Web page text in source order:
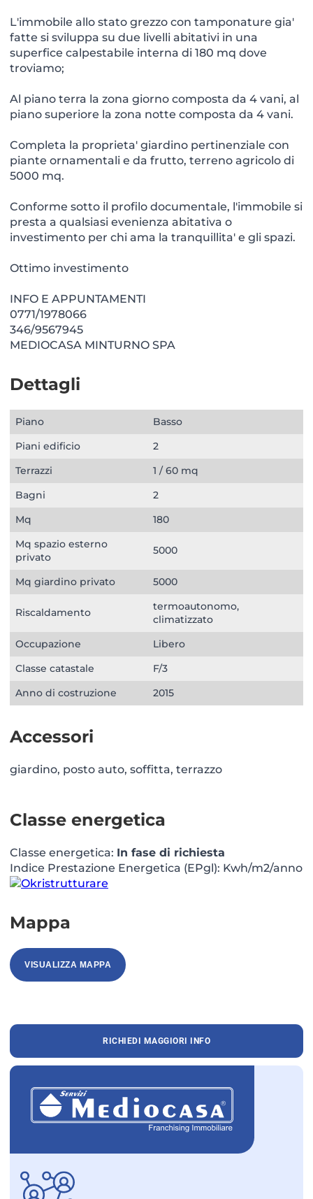
L'immobile allo stato grezzo con tamponature gia'
fatte si sviluppa su due livelli abitativi in una
superfice calpestabile interna di 180 mq dove
troviamo;
Al piano terra la zona giorno composta da 4 vani, al
piano superiore la zona notte composta da 4 vani.
Completa la proprieta' giardino pertinenziale con
piante ornamentali e da frutto, terreno agricolo di
5000 mq.
Conforme sotto il profilo documentale, l'immobile si
presta a qualsiasi evenienza abitativa o
investimento per chi ama la tranquillita' e gli spazi.
Ottimo investimento
INFO E APPUNTAMENTI
0771/1978066
346/9567945
MEDIOCASA MINTURNO SPA
Dettagli
Piano
Basso
Piani edificio
2
Terrazzi
1 / 60 mq
Bagni
2
Mq
180
Mq spazio esterno
privato
5000
Mq giardino privato 5000
Riscaldamento
termoautonomo,
climatizzato
Occupazione
Libero
Classe catastale
F/3
Anno di costruzione
2015
Accessori
giardino, posto auto, soffitta, terrazzo
Classe energetica
Classe energetica: In fase di richiesta
Indice Prestazione Energetica (EPgl): Kwh/m2/anno
Mappa
VISUALIZZA MAPPA
RICHIEDI MAGGIORI INFO